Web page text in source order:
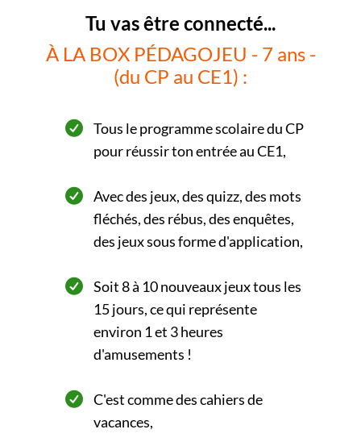
Tu vas être connecté...
À LA BOX PÉDAGOJEU - 7 ans -
(du CP au CE1) :
Tous le programme scolaire du CP
pour réussir ton entrée au CE1,
Avec des jeux, des quizz, des mots
fléchés, des rébus, des enquêtes,
des jeux sous forme d'application,
Soit 8 à 10 nouveaux jeux tous les
15 jours, ce qui représente
environ 1 et 3 heures
d'amusements !
C'est comme des cahiers de
vacances,